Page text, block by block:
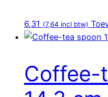
6,31 (7,64 incl btw)
Coffee-